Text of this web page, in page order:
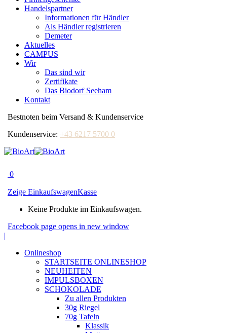
Handelspartner
Informationen für Händler
Als Händler registrieren
Demeter
Aktuelles
CAMPUS
Wir
Das sind wir
Zertifikate
Das Biodorf Seeham
Kontakt
Bestnoten beim Versand & Kundenservice
Kundenservice: +43 6217 5700 0
0
Zeige EinkaufswagenKasse
Keine Produkte im Einkaufswagen.
Facebook page opens in new window
|
Onlineshop
STARTSEITE ONLINESHOP
NEUHEITEN
IMPULSBOXEN
SCHOKOLADE
Zu allen Produkten
30g Riegel
70g Tafeln
Klassik